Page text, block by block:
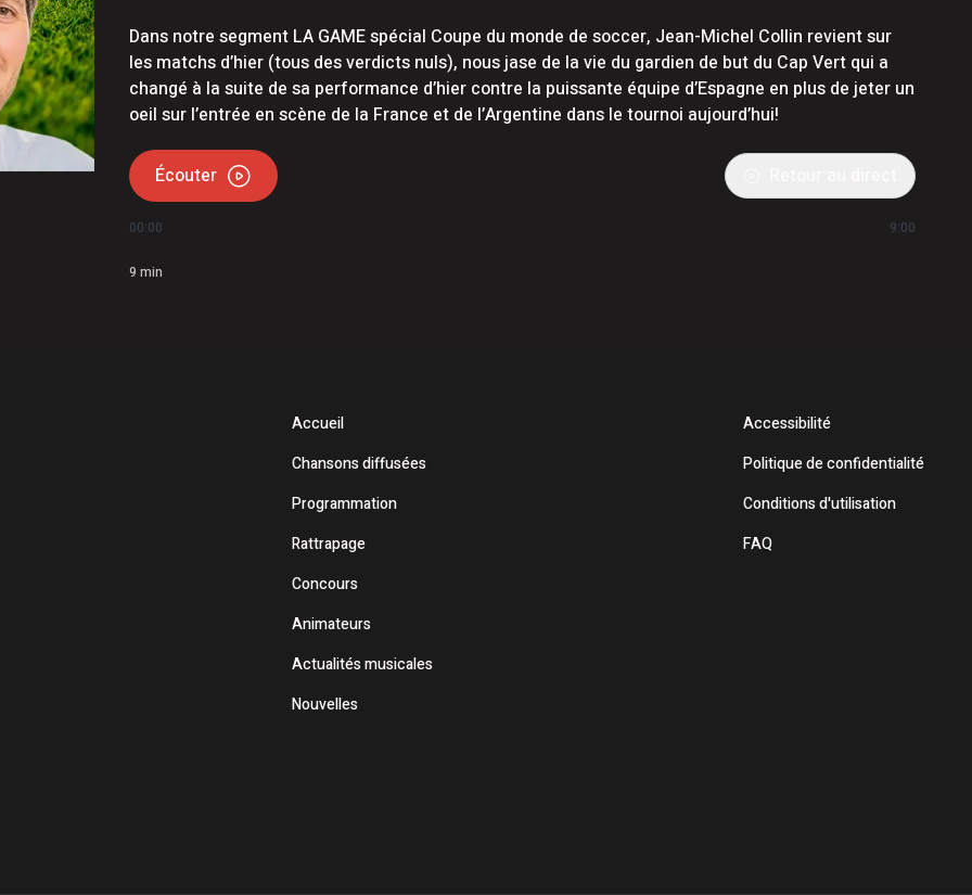
Dans notre segment LA GAME spécial Coupe du monde de soccer, Jean-Michel Collin revient sur
les matchs d’hier (tous des verdicts nuls), nous jase de la vie du gardien de but du Cap Vert qui a
changé à la suite de sa performance d’hier contre la puissante équipe d’Espagne en plus de jeter un
oeil sur l’entrée en scène de la France et de l’Argentine dans le tournoi aujourd’hui!
Écouter
00:00 9:00
9 min
Accueil
Chansons diffusées
Programmation
Rattrapage
Concours
Animateurs
Actualités musicales
Nouvelles
Accessibilité
Politique de confidentialité
Conditions d'utilisation
FAQ